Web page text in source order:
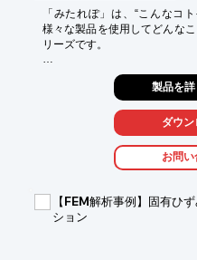
「みたれぽ」は、“こんなコ
様々な製品を使用してどんな
リーズです。
システムクリエイトが取り扱
ょっとしたお役立ち情報をお
Vol.15のテーマは「強度を維
成してみた！」。
今回は「解析による3Dプリン
1弾として、CAEによる応力
初めに、荷重が掛かるフック
解析。
製品を
ダウン
お問
【FEM解析事例】固有ひ
ション